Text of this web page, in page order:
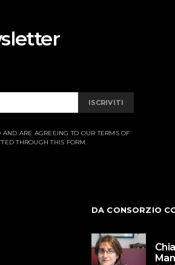
ISCRIVITI
ARE AGREEING TO OUR TERMS OF
THROUGH THIS FORM.
DA CONSORZIO